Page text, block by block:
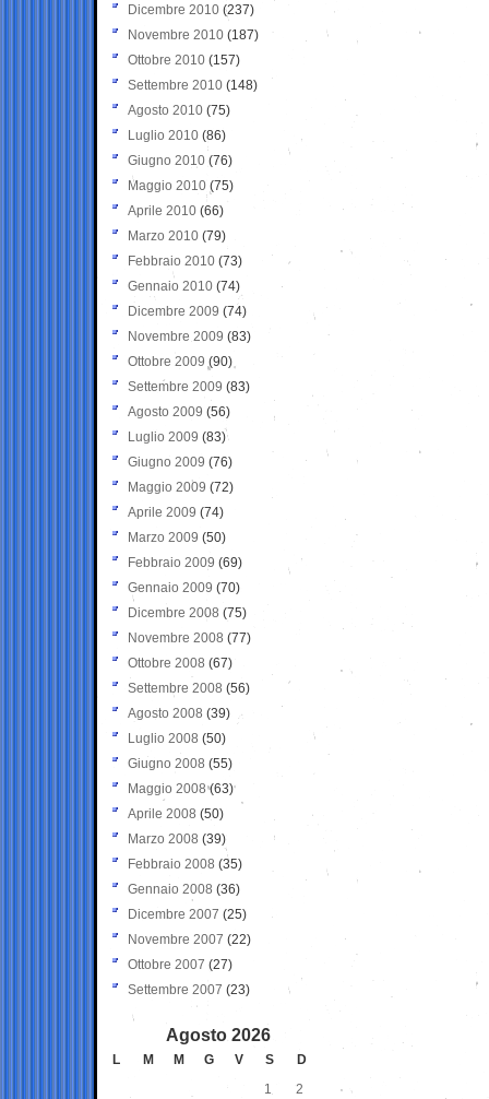
Dicembre 2010 (237)
Novembre 2010 (187)
Ottobre 2010 (157)
Settembre 2010 (148)
Agosto 2010 (75)
Luglio 2010 (86)
Giugno 2010 (76)
Maggio 2010 (75)
Aprile 2010 (66)
Marzo 2010 (79)
Febbraio 2010 (73)
Gennaio 2010 (74)
Dicembre 2009 (74)
Novembre 2009 (83)
Ottobre 2009 (90)
Settembre 2009 (83)
Agosto 2009 (56)
Luglio 2009 (83)
Giugno 2009 (76)
Maggio 2009 (72)
Aprile 2009 (74)
Marzo 2009 (50)
Febbraio 2009 (69)
Gennaio 2009 (70)
Dicembre 2008 (75)
Novembre 2008 (77)
Ottobre 2008 (67)
Settembre 2008 (56)
Agosto 2008 (39)
Luglio 2008 (50)
Giugno 2008 (55)
Maggio 2008(63)
Aprile 2008 (50)
Marzo 2008 (39)
Febbraio 2008 (35)
Gennaio 2008 (36)
Dicembre 2007 (25)
Novembre 2007 (22)
Ottobre 2007 (27)
Settembre 2007 (23)
Agosto 2026
L M M G V S
D
1
2